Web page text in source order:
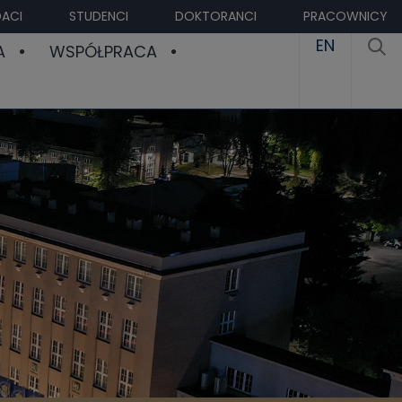
STUDENCI DOKTORANCI PRACOWNICY
WSPÓŁPRACA EN